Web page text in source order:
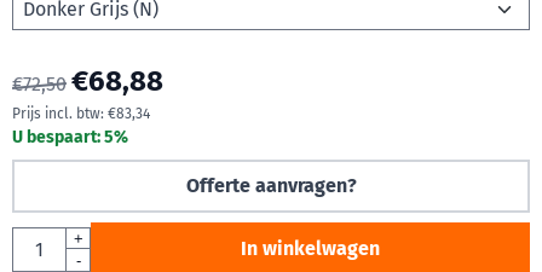
€72,50 €68,88
Prijs incl. btw: €83,34
U bespaart:5%
Offerte aanvragen?
Aantal
+
-
In winkelwagen